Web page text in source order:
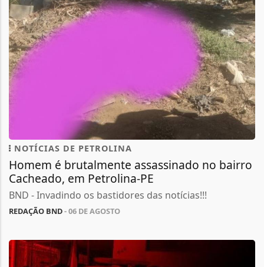
NOTÍCIAS DE PETROLINA
Homem é brutalmente assassinado no bairro
Cacheado, em Petrolina-PE
BND - Invadindo os bastidores das notícias!!!
REDAÇÃO BND- 06 DE AGOSTO